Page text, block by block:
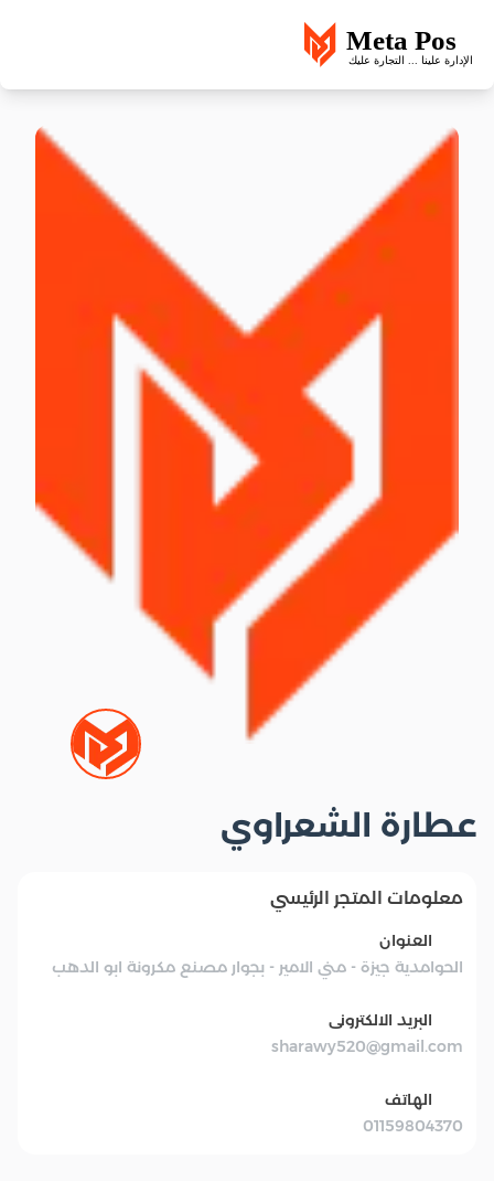
عطارة الشعراوي
معلومات المتجر الرئيسي
العنوان
الحوامدية جيزة - مني الامير - بجوار مصنع مكرونة ابو الدهب
البريد الالكترونى
sharawy520@gmail.com
الهاتف
01159804370